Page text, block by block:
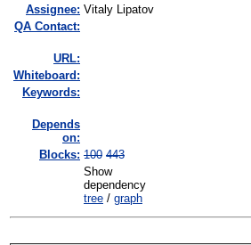
Assignee: Vitaly Lipatov
QA Contact:
URL:
Whiteboard:
Keywords:
Depends
on:
Blocks: 100 443
Show
dependency
tree / graph